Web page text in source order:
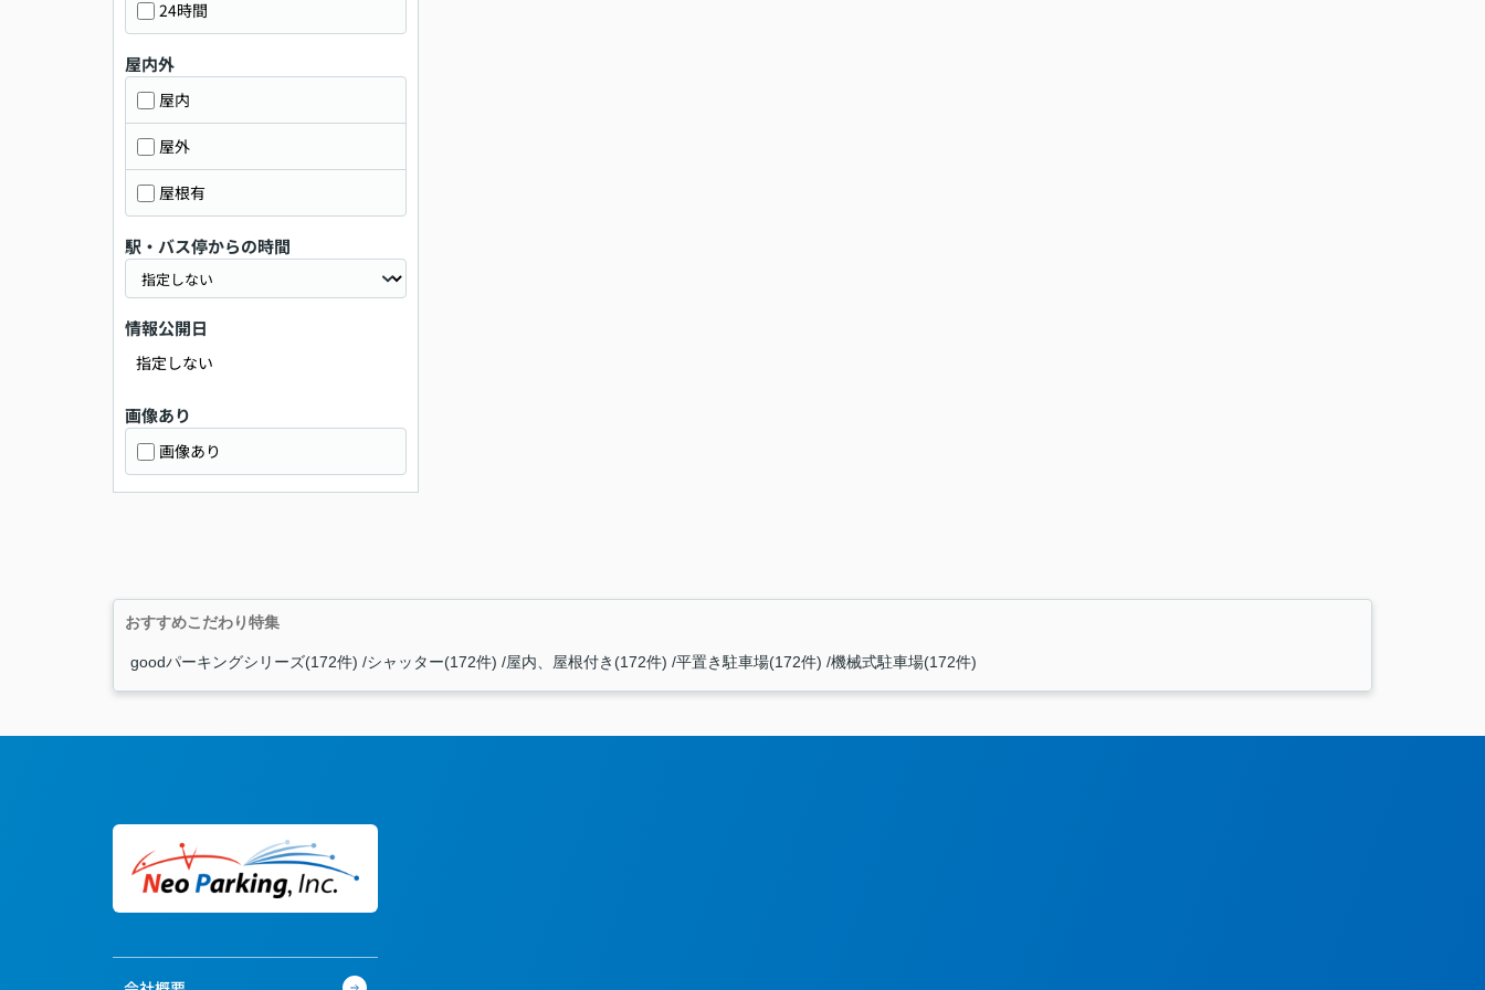
24時間
屋内外
屋内
屋外
屋根有
駅・バス停からの時間
情報公開日
指定しない
画像あり
画像あり
おすすめこだわり特集
goodパーキングシリーズ(172件) シャッター(172件) 屋内、屋根付き(172件) 平置き駐車場(172件) 機械式駐車場(172件)